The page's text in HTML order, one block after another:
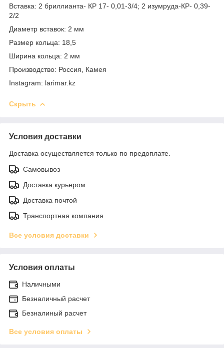
Вставка: 2 бриллианта- КР 17- 0,01-3/4; 2 изумруда-КР- 0,39-
2/2
Диаметр вставок: 2 мм
Размер кольца: 18,5
Ширина кольца: 2 мм
Производство: Россия, Камея
Instagram: larimar.kz
Скрыть
Условия доставки
Доставка осуществляется только по предоплате.
Самовывоз
Доставка курьером
Доставка почтой
Транспортная компания
Все условия доставки
Условия оплаты
Наличными
Безналичный расчет
Безналиный расчет
Все условия оплаты